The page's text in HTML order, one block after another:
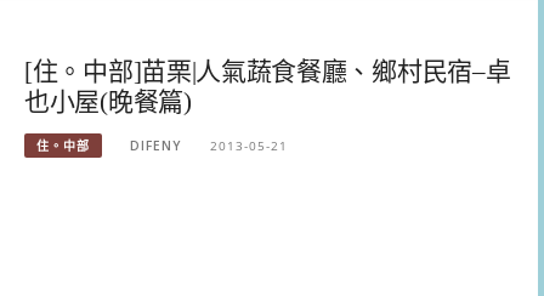
[住。中部]苗栗|人氣蔬食餐廳、鄉村民宿–卓
也小屋(晚餐篇)
住。中部 DIFENY 2013-05-21